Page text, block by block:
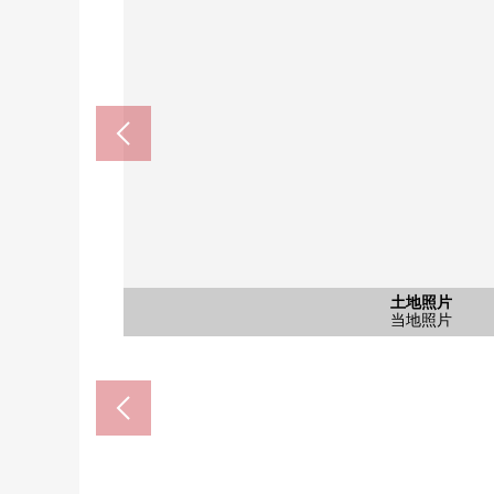
土地照片
当地照片
土地照片
共有部分
土地照片
当地照片
含有前面道路的外观
前面道路
含有前面道路的外观
前面道路
畦野站(能势电铁妙见线)(约
步行12分钟。
Coop uneno(约1100m)
步行14分钟。
东谷小学(约1110m)
步行14分钟。
东谷中学(约1210m)
步行16分钟。